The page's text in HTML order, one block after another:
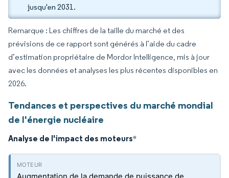
jusqu'en 2031.
Remarque : Les chiffres de la taille du marché et des
prévisions de ce rapport sont générés à l’aide du cadre
d’estimation propriétaire de Mordor Intelligence, mis à jour
avec les données et analyses les plus récentes disponibles en
2026.
Tendances et perspectives du marché mondial
de l'énergie nucléaire
Analyse de l'impact des moteurs*